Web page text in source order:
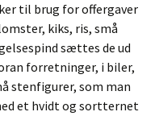
til brug for offergaver
kiks, ris, små
sættes de ud
forretninger, i biler,
stenfigurer, som man
et hvidt og sortternet